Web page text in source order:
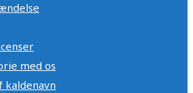
med os
kaldenavn